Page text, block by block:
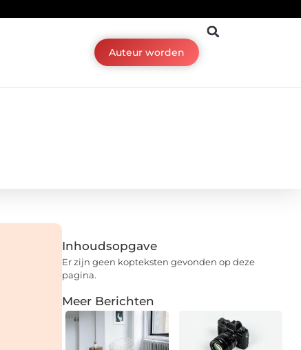
Auteur worden
Inhoudsopgave
Er zijn geen kopteksten gevonden op deze
pagina.
Meer Berichten